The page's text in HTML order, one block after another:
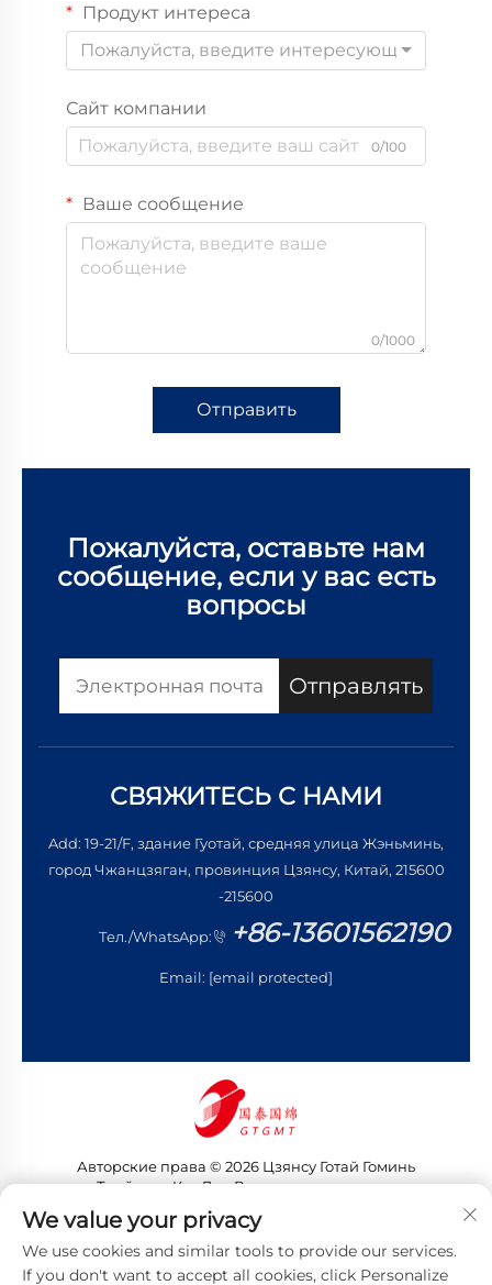
Продукт интереса
Пожалуйста, введите интересующий вас
Сайт компании
0/100
Ваше сообщение
0/1000
Отправить
Пожалуйста, оставьте нам
сообщение, если у вас есть
вопросы
Отправлять
СВЯЖИТЕСЬ С НАМИ
Add: 19-21/F, здание Гуотай, средняя улица Жэньминь,
город Чжанцзяган, провинция Цзянсу, Китай, 215600
-215600
Тел./WhatsApp: +86-13601562190
Email: [email protected]
Авторские права © 2026 Цзянсу Готай Гоминь
Трейдинг Ко., Лтд. Все права защищены
Политика конфиденциальности
We value your privacy
We use cookies and similar tools to provide our services.
If you don't want to accept all cookies, click Personalize